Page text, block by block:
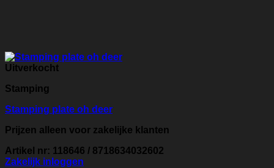
Uitverkocht
Stamping
Stamping plate oh deer
Prijzen alleen voor zakelijke klanten
Artikel nr: 118646 / 8718634032602
Zakelijk inloggen